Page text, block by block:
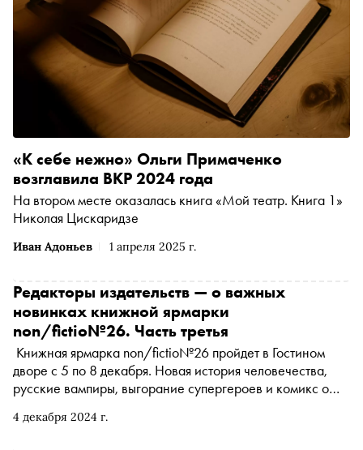
Иван Адоньев 1 апреля 2025 г.
«К себе нежно» Ольги Примаченко
возглавила ВКР 2024 года
На втором месте оказалась книга «Мой театр. Книга 1»
Николая Цискаридзе
4 декабря 2024 г.
Редакторы издательств — о важных
новинках книжной ярмарки
non/fictio№26. Часть третья
Книжная ярмарка non/fictio№26 пройдет в Гостином
дворе с 5 по 8 декабря. Новая история человечества,
русские вампиры, выгорание супергероев и комикс о
сотрудниками российских издательств продолжает